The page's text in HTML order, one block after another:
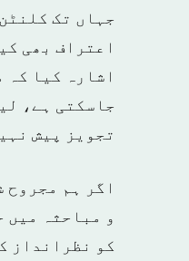
جہاں تک
اعتراف بھی
اشارہ کیا کہ
جاسکتی ہے،
تجویز پیش
اگر ہم مجروح
و مباحثہ میں
کو نظرانداز